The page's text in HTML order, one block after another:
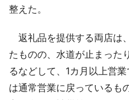
整えた。
返礼品を提供する両店は
たものの、水道が止まった
るなどして、1カ月以上営
は通常営業に戻っているも